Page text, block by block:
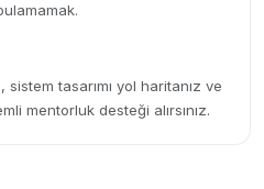
tasarımı yol haritanız ve
mentorluk desteği alırsınız.